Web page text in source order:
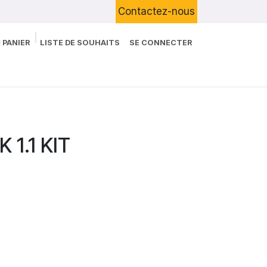
Contactez-nous
LISTE DE SOUHAITS SE CONNECTER
1.1 KIT